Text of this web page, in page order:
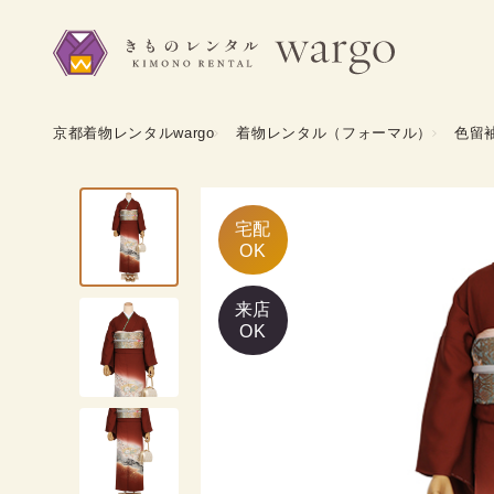
京都着物レンタルwargo 着物レンタル（フォーマル） 色留
宅配
OK
来店
OK